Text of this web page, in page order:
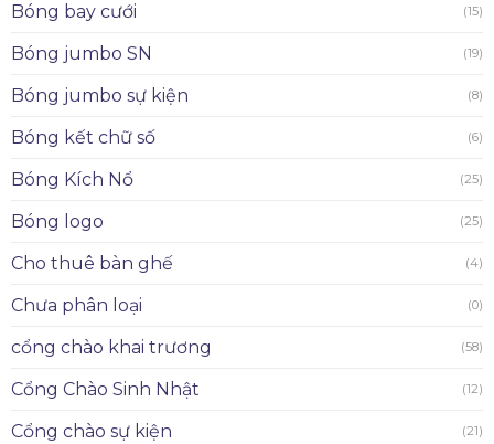
Bóng bay cưới (15)
Bóng jumbo SN (19)
Bóng jumbo sự kiện (8)
Bóng kết chữ số (6)
Bóng Kích Nổ (25)
Bóng logo (25)
Cho thuê bàn ghế (4)
Chưa phân loại (0)
cổng chào khai trương (58)
Cổng Chào Sinh Nhật (12)
Cổng chào sự kiện (21)